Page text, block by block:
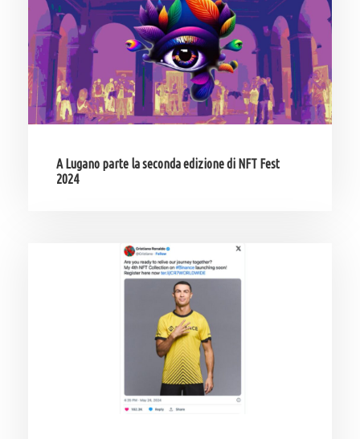
A Lugano parte la seconda edizione di NFT Fest
2024